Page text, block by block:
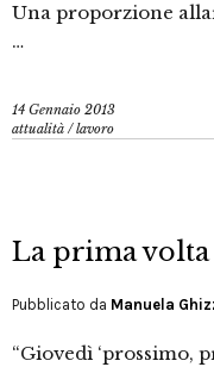
Una proporzione
…
14 Gennaio 2013
attualità /lavoro
La prima volta
Pubblicato da Manuela
“Giovedì ‘prossimo,